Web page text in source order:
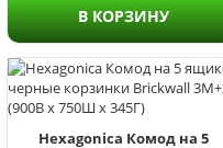
В КОРЗИНУ
Hexagonica Комод на 5